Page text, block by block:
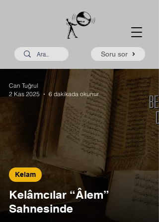
Soru sor
Kelâmcılar “Âlem”
Sahnesinde
Kelam
Can Tuğrul
2 Kas 2025
6 dakikada okunur